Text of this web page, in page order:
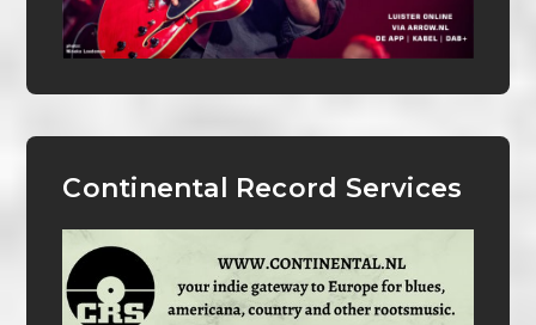
Continental Record Services